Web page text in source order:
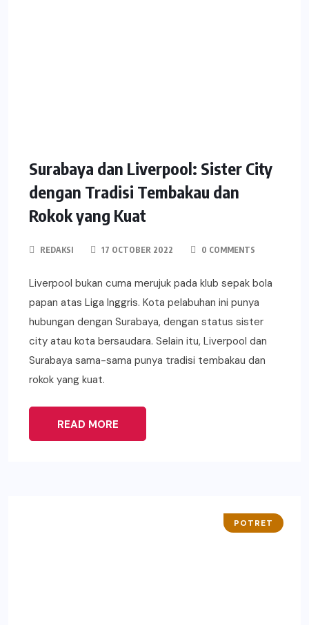
Surabaya dan Liverpool: Sister City
dengan Tradisi Tembakau dan
Rokok yang Kuat
REDAKSI 17 OCTOBER 2022 0 COMMENTS
Liverpool bukan cuma merujuk pada klub sepak bola
papan atas Liga Inggris. Kota pelabuhan ini punya
hubungan dengan Surabaya, dengan status sister
city atau kota bersaudara. Selain itu, Liverpool dan
Surabaya sama-sama punya tradisi tembakau dan
rokok yang kuat.
READ MORE
POTRET